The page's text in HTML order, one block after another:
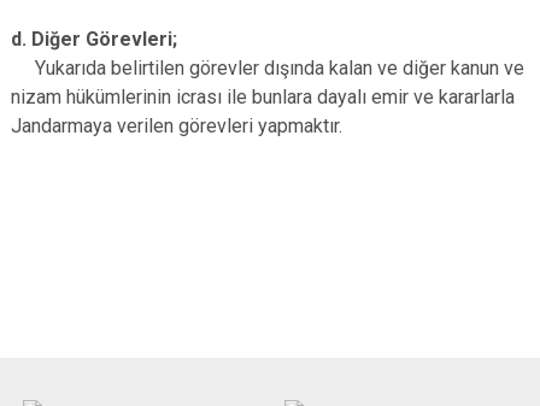
d. Diğer Görevleri;
Yukarıda belirtilen görevler dışında kalan ve diğer kanun ve
nizam hükümlerinin icrası ile bunlara dayalı emir ve kararlarla
Jandarmaya verilen görevleri yapmaktır.